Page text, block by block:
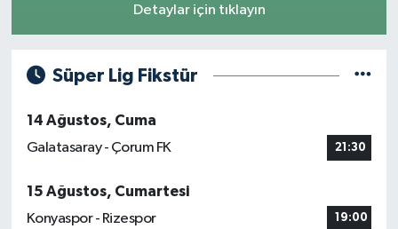
Detaylar için tıklayın
Süper Lig Fikstür
14 Ağustos, Cuma
Galatasaray - Çorum FK
21:30
15 Ağustos, Cumartesi
Konyaspor - Rizespor
19:00